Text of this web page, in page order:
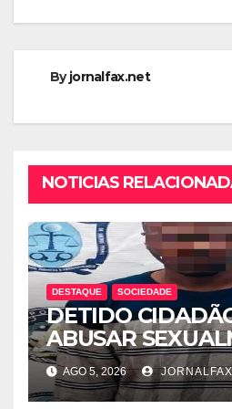
Byjornalfax.net
NOTICIAS
DESTAQUE SOCIEDADE
DETIDO
ABUSAR
CUNHADA
AGO 5, 2026